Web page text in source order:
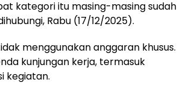
kategori itu masing-masing sudah
Rabu (17/12/2025).
menggunakan anggaran khusus.
kunjungan kerja, termasuk
kegiatan.